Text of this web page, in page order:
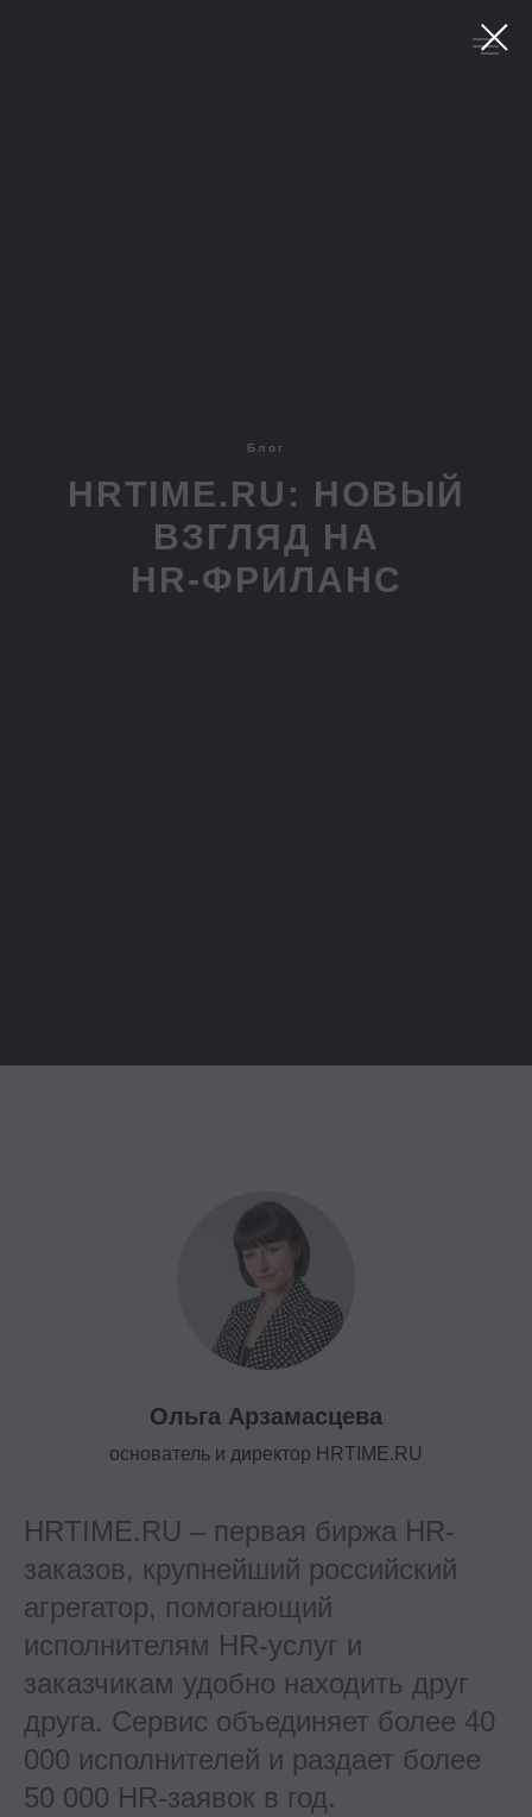
Блог
HRTIME.RU: НОВЫЙ
ВЗГЛЯД НА
HR-ФРИЛАНС
Ольга Арзамасцева
основатель и директор HRTIME.RU
HRTIME.RU – первая биржа HR-
заказов, крупнейший российский
агрегатор, помогающий
исполнителям HR-услуг и
заказчикам удобно находить друг
друга. Сервис объединяет более 40
000 исполнителей и раздает более
50 000 HR-заявок в год.